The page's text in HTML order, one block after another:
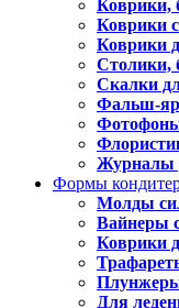
Коврики,
Коврики
Коврики
Столики,
Скалки
Фальш-
Журналы
Формы
Молды
Вайнеры
Коврики
Для